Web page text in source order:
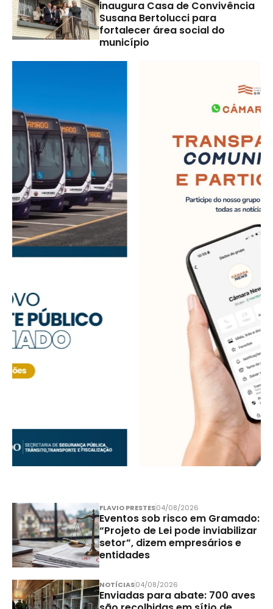
inaugura Casa de Convivência
Susana Bertolucci para
fortalecer área social do
município
FLAVIO PRESTES04/08/2026
Eventos sob risco em Gramado:
“Projeto de Lei pode inviabilizar
setor”, dizem empresários e
entidades
NOTÍCIAS04/08/2026
Enviadas para abate: 700 aves